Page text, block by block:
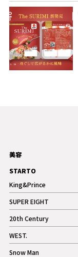
美容
STARTO
King&Prince
記事
SUPER EIGHT
記事
20th Century
記事
WEST.
記事
Snow Man